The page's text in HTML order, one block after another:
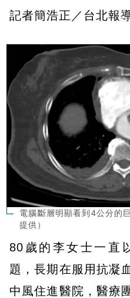
記者簡浩正／台北報
電腦斷層明顯看到4公分的
提供）
80歲的李女士一直
題，長期在服用抗凝
中風住進醫院，醫療